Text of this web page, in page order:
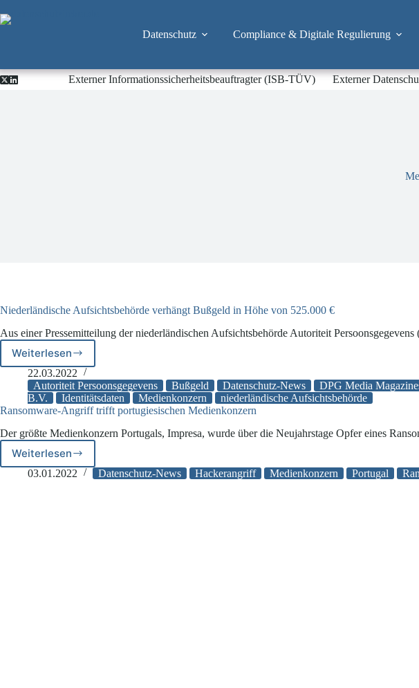
Inhalt
Datenschutz Compliance & Digitale Regulierung
Externer Informationssicherheitsbeauftragter (ISB-TÜV) Externer
Niederländische Aufsichtsbehörde verhängt Bußgeld in Höhe von 525.000 €
Aus einer Pressemitteilung der niederländischen Aufsichtsbehörde Autoriteit
WeiterlesenNiederländische
Aufsichtsbehörde
verhängt
Bußgeld
in
von
525.000
€
22.03.2022
Autoriteit Persoonsgegevens
Bußgeld Datenschutz-News
DPG Media
B.V.
Identitätsdaten Medienkonzern
niederländische Aufsichtsbehörde
Ransomware-Angriff trifft portugiesischen Medienkonzern
Der größte Medienkonzern Portugals, Impresa, wurde über die Neujahrstage Opfer eines
WeiterlesenRansomware-
Angriff
03.01.2022 Datenschutz-News Hackerangriff Medienkonzern Portugal